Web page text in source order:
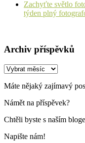
Zachyťte světlo
týden plný
Archiv příspěvků
Archiv
Máte nějaký zajímavý
Námět na příspěvek?
Chtěli byste s naším
Napište nám!